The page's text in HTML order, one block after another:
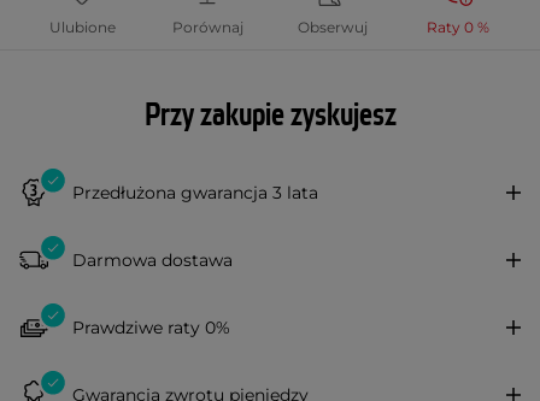
Ulubione Porównaj Obserwuj Raty 0 %
Przy zakupie zyskujesz
Przedłużona gwarancja 3 lata
Darmowa dostawa
Prawdziwe raty 0%
Gwarancja zwrotu pieniędzy